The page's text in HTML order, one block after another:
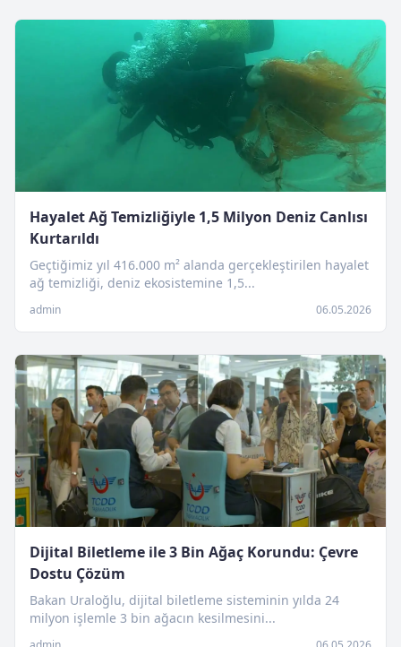
Hayalet Ağ Temizliğiyle 1,5 Milyon Deniz Canlısı
Kurtarıldı
Geçtiğimiz yıl 416.000 m² alanda gerçekleştirilen hayalet
ağ temizliği, deniz ekosistemine 1,5...
admin 06.05.2026
Dijital Biletleme ile 3 Bin Ağaç Korundu: Çevre
Dostu Çözüm
Bakan Uraloğlu, dijital biletleme sisteminin yılda 24
milyon işlemle 3 bin ağacın kesilmesini...